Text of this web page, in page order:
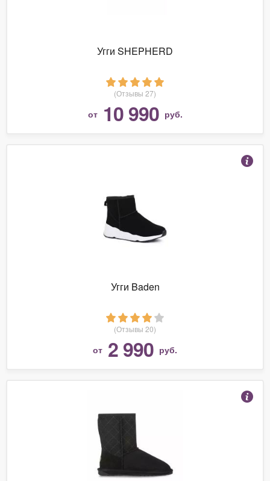
Угги SHEPHERD
(Отзывы 27)
от 10 990 руб.
Угги Baden
(Отзывы 20)
от 2 990 руб.